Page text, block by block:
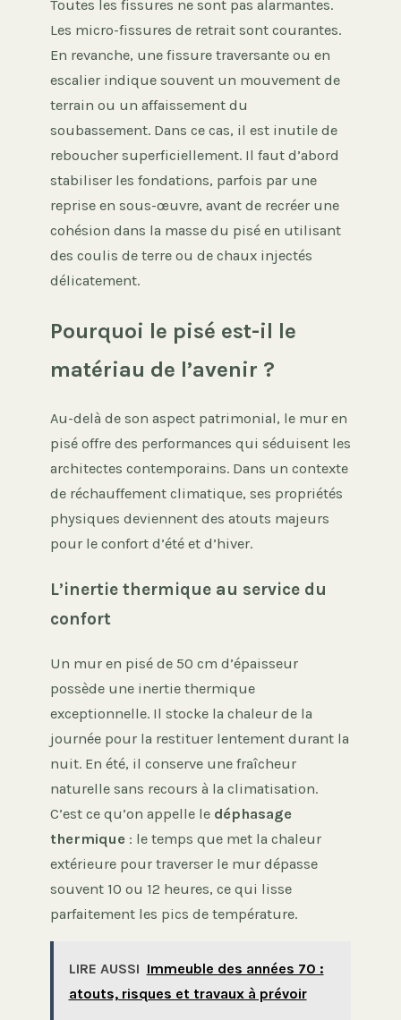
Toutes les fissures ne sont pas alarmantes.
Les micro-fissures de retrait sont courantes.
En revanche, une fissure traversante ou en
escalier indique souvent un mouvement de
terrain ou un affaissement du
soubassement. Dans ce cas, il est inutile de
reboucher superficiellement. Il faut d’abord
stabiliser les fondations, parfois par une
reprise en sous-œuvre, avant de recréer une
cohésion dans la masse du pisé en utilisant
des coulis de terre ou de chaux injectés
délicatement.
Pourquoi le pisé est-il le
matériau de l’avenir ?
Au-delà de son aspect patrimonial, le mur en
pisé offre des performances qui séduisent les
architectes contemporains. Dans un contexte
de réchauffement climatique, ses propriétés
physiques deviennent des atouts majeurs
pour le confort d’été et d’hiver.
L’inertie thermique au service du
confort
Un mur en pisé de 50 cm d’épaisseur
possède une inertie thermique
exceptionnelle. Il stocke la chaleur de la
journée pour la restituer lentement durant la
nuit. En été, il conserve une fraîcheur
naturelle sans recours à la climatisation.
C’est ce qu’on appelle le déphasage
thermique : le temps que met la chaleur
extérieure pour traverser le mur dépasse
souvent 10 ou 12 heures, ce qui lisse
parfaitement les pics de température.
LIRE AUSSI Immeuble des années 70 :
atouts, risques et travaux à prévoir